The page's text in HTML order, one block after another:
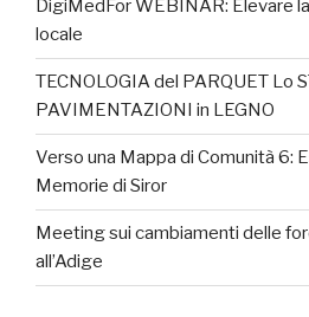
DigiMedFor WEBINAR: Elevare
locale
TECNOLOGIA del PARQUET Lo
PAVIMENTAZIONI in LEGNO
Verso una Mappa di Comunità 6:
Memorie di Siror
Meeting sui cambiamenti delle
all’Adige